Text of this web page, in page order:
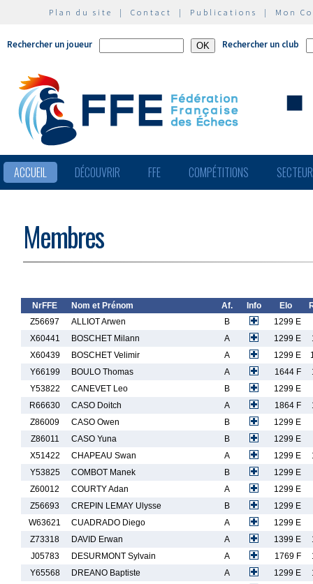
Plan du site | Contact | Publications | Mon
Rechercher un joueur Rechercher un club
ACCUEIL DÉCOUVRIR FFE COMPÉTITIONS
Membres
NrFFE Nom et Prénom Af. Info Elo
Z56697
ALLIOT Arwen B
1299 E
X60441
BOSCHET Milann A 1299 E
X60439
BOSCHET Velimir A 1299 E
Y66199
BOULO Thomas A 1644 F
Y53822
CANEVET Leo B
1299 E
R66630
CASO Doitch A 1864 F
Z86009
CASO Owen B
1299 E
Z86011
CASO Yuna B
1299 E
X51422
CHAPEAU Swan A 1299 E
Y53825
COMBOT Manek B
1299 E
Z60012
COURTY Adan A
1299 E
Z56693
CREPIN LEMAY Ulysse B
1299 E
W63621
CUADRADO Diego A
1299 E
Z73318
DAVID Erwan A 1399 E
J05783
DESURMONT Sylvain A 1769 F
Y65568
DREANO Baptiste A 1299 E